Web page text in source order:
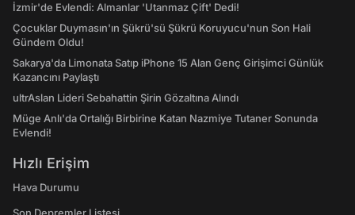
İzmir'de Evlendi: Almanlar 'Utanmaz Çift' Dedi!
Çocuklar Duymasın'ın Şükrü'sü Şükrü Koruyucu'nun Son Hali
Gündem Oldu!
Sakarya'da Limonata Satıp iPhone 15 Alan Genç Girişimci Günlük
Kazancını Paylaştı
ultrAslan Lideri Sebahattin Şirin Gözaltına Alındı
Müge Anlı'da Ortalığı Birbirine Katan Nazmiye Tutaner Sonunda
Evlendi!
Hızlı Erişim
Hava Durumu